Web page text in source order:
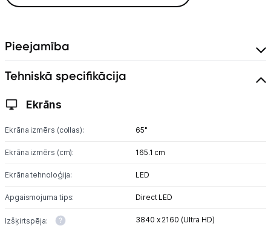
Pieejamība
Tehniskā specifikācija
Ekrāns
Ekrāna izmērs (collas): 65"
Ekrāna izmērs (cm): 165.1 cm
Ekrāna tehnoloģija: LED
Apgaismojuma tips: Direct LED
Izšķirtspēja: 3840 x 2160 (Ultra HD)